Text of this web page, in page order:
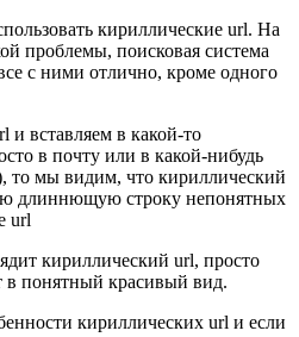
кириллические url. На
проблемы, поисковая система
с ними отлично, кроме одного
и вставляем в какой-то
в почту или в какой-нибудь
то мы видим, что кириллический
длиннющую строку непонятных
кириллический url, просто
в понятный красивый вид.
кириллических url и если